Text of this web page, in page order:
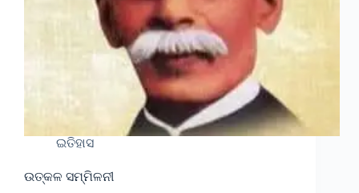
ଇତିହାସ
ଉତ୍କଳ ସମ୍ମିଳନୀ